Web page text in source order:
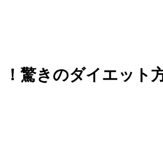
驚きのダイエット